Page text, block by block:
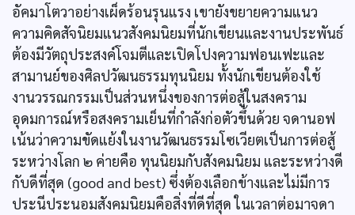
อัคมาโตวาอย่างเผ็ดร้อนรุนแรง เขายังขยายความแนว
ความคิดสัจนิยมแนวสังคมนิยมที่นักเขียนและงานประพันธ์
ต้องมีวัตถุประสงค์โจมตีและเปิดโปงความฟอนเฟะและ
สามานย์ของศิลปวัฒนธรรมทุนนิยม ทั้งนักเขียนต้องใช้
งานวรรณกรรมเป็นส่วนหนึ่งของการต่อสู้ในสงคราม
อุดมการณ์หรือสงครามเย็นที่กำลังก่อตัวขึ้นด้วย จดานอฟ
เน้นว่าความขัดแย้งในงานวัฒนธรรมโซเวียตเป็นการต่อสู้
ระหว่างโลก ๒ ค่ายคือ ทุนนิยมกับสังคมนิยม และระหว่างดี
กับดีที่สุด (good and best) ซึ่งต้องเลือกข้างและไม่มีการ
ประนีประนอมสังคมนิยมคือสิ่งที่ดีที่สุด ในเวลาต่อมาจดา